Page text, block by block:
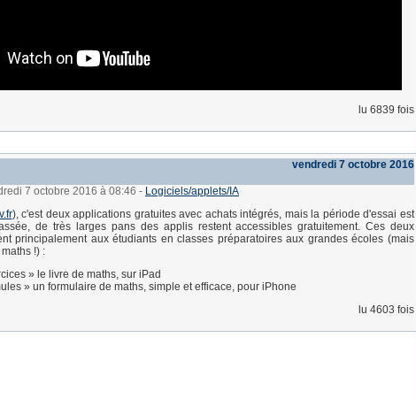
lu 6839 fois
vendredi 7 octobre 2016
7 octobre 2016 à 08:46 - Logiciels/applets/IA
), c'est deux applications gratuites avec achats intégrés, mais la période d'essai est
de très larges pans des applis restent accessibles gratuitement. Ces deux
principalement aux étudiants en classes préparatoires aux grandes écoles (mais
!) :
» le livre de maths, sur iPad
» un formulaire de maths, simple et efficace, pour iPhone
lu 4603 fois